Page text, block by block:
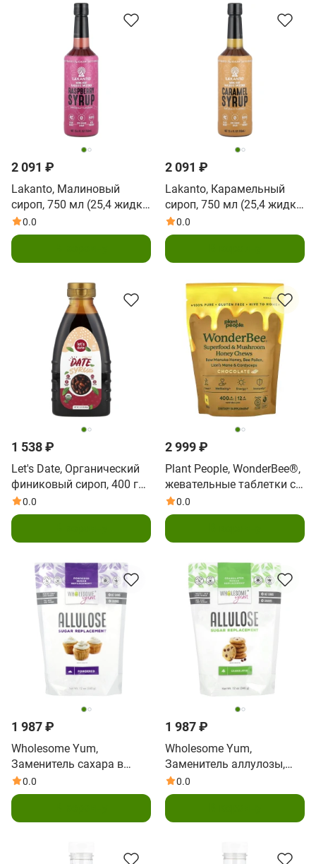
2 091 ₽
Lakanto, Малиновый
сироп, 750 мл (25,4 жидк.
Унции)
0.0
2 091 ₽
Lakanto, Карамельный
сироп, 750 мл (25,4 жидк.
Унции)
0.0
1 538 ₽
Let's Date, Органический
финиковый сироп, 400 г
(14,1 унции)
0.0
2 999 ₽
Plant People, WonderBee®,
жевательные таблетки с
суперпродуктом и
грибами, с шоколадом, 30
0.0
1 987 ₽
Wholesome Yum,
Заменитель сахара в
виде аллулозы, 340 г (12
унций)
0.0
1 987 ₽
Wholesome Yum,
Заменитель аллулозы,
гранулированный, 340 г
(12 унций)
0.0